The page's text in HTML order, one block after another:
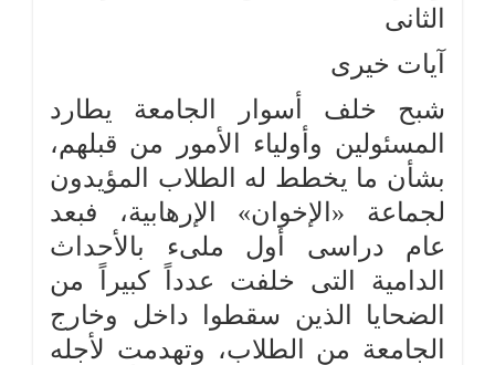
الثانى
آيات خيرى
شبح خلف أسوار الجامعة يطارد
المسئولين وأولياء الأمور من قبلهم،
بشأن ما يخطط له الطلاب المؤيدون
لجماعة «الإخوان» الإرهابية، فبعد
عام دراسى أول ملىء بالأحداث
الدامية التى خلفت عدداً كبيراً من
الضحايا الذين سقطوا داخل وخارج
الجامعة من الطلاب، وتهدمت لأجله